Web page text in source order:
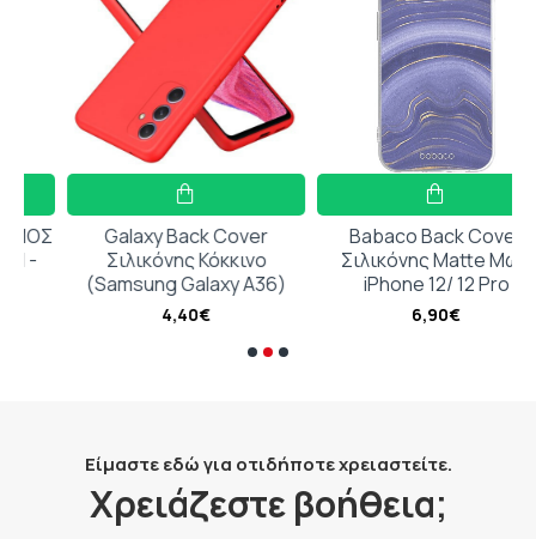
Galaxy Back Cover
Σιλικόνης Κόκκινο
(Samsung Galaxy A36)
4,40€
Babaco Back Cover
Σιλικόνης Matte Μωβ
iPhone 12/ 12 Pro
6,90€
Είμαστε εδώ για οτιδήποτε χρειαστείτε.
Χρειάζεστε βοήθεια;